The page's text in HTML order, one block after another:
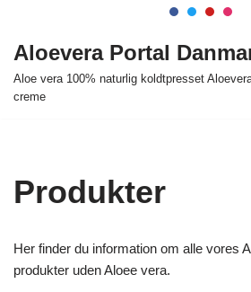
Spring
indhold
Aloevera Portal
Aloe vera 100% naturlig koldtpresset
creme
Produkter
Her finder du information om alle vores
produkter uden Aloee vera.